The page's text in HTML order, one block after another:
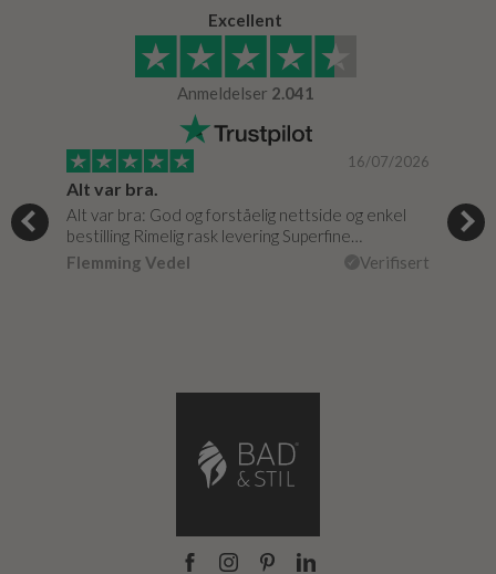
Excellent
Anmeldelser 2.041
16/07/2026
Alt var bra.
Alt var bra: God og forståelig nettside og enkel
bestilling Rimelig rask levering Superfine…
Flemming Vedel
Verifisert
Jeg
fikk